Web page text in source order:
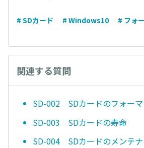
# SDカード # Windows10 # フォ
関連する質問
SD-002 SDカードのフォーマ
SD-003 SDカードの寿命
SD-004 SDカードのメンテ